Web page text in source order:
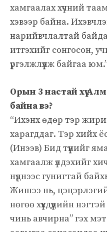
хамгаалах хүчний
хэвээр байна.
нарийвчлалтай
итгэхийг сонгосон,
үргэлжлүүлж байгаа
Орын 3 настай хүү
байна вэ?
“Ихэнх өдөр тэр
харагддаг. Тэр хийх
(Инээв) Бид түүнийг
хамгаалж үлдэхийг
нүднээс гунигтай
Жишээ нь,
нөгөө хүүхдүүдийн
чинь авчирна” гэх